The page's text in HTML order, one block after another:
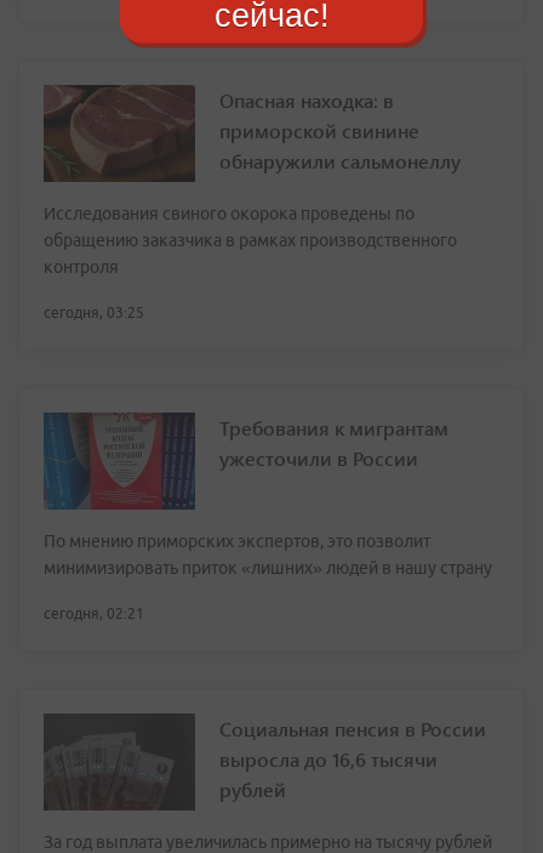
Опасная находка: в
приморской свинине
обнаружили сальмонеллу
Исследования свиного окорока проведены по
обращению заказчика в рамках производственного
контроля
сегодня, 03:25
Требования к мигрантам
ужесточили в России
По мнению приморских экспертов, это позволит
минимизировать приток «лишних» людей в нашу страну
сегодня, 02:21
Социальная пенсия в России
выросла до 16,6 тысячи
рублей
За год выплата увеличилась примерно на тысячу рублей
сейчас!